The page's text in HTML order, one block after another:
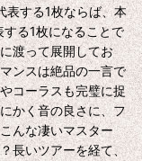
表する1枚ならば、本
る1枚になることで
渡って展開してお
ンスは絶品の一言で
コーラスも完璧に捉
かく音の良さに、フ
んな凄いマスター
長いツアーを経て、